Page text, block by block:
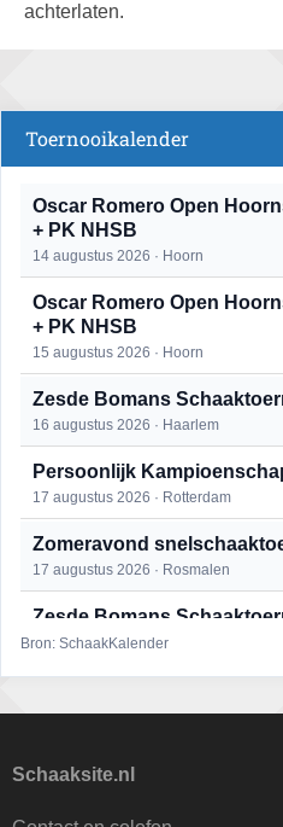
achterlaten.
Toernooikalender
Oscar Romero Open
+ PK NHSB
14 augustus 2026 · Hoorn
Oscar Romero Open
+ PK NHSB
15 augustus 2026 · Hoorn
Zesde Bomans
16 augustus 2026 · Haarlem
Persoonlijk
17 augustus 2026 · Rotterdam
Zomeravond
17 augustus 2026 · Rosmalen
Zesde Bomans
17 augustus 2026 · Haarlem
18 augustus 2026 · Rosmalen
Bron: SchaakKalender
Schaaksite.nl